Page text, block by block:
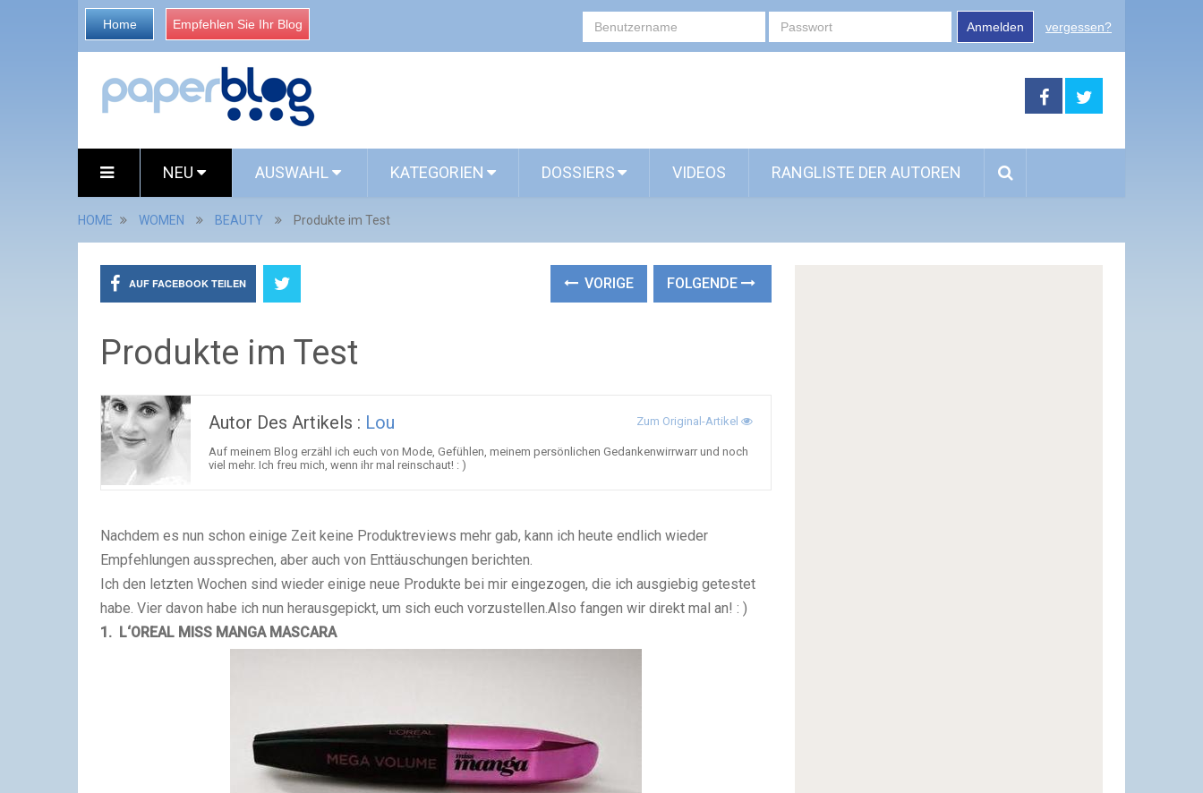
Home Empfehlen Sie Ihr Blog Anmelden vergessen?
NEU AUSWAHL KATEGORIEN DOSSIERS VIDEOS RANGLISTE DER AUTOREN
HOME WOMEN BEAUTY Produkte im Test
AUF FACEBOOK TEILEN VORIGE FOLGENDE
Produkte im Test
Autor Des Artikels : Lou Zum Original-Artikel
Auf meinem Blog erzähl ich euch von Mode, Gefühlen, meinem persönlichen Gedankenwirrwarr und noch
viel mehr. Ich freu mich, wenn ihr mal reinschaut! : )
Nachdem es nun schon einige Zeit keine Produktreviews mehr gab, kann ich heute endlich wieder
Empfehlungen aussprechen, aber auch von Enttäuschungen berichten.
Ich den letzten Wochen sind wieder einige neue Produkte bei mir eingezogen, die ich ausgiebig getestet
habe. Vier davon habe ich nun herausgepickt, um sich euch vorzustellen.Also fangen wir direkt mal an! : )
1. L‘OREAL MISS MANGA MASCARA